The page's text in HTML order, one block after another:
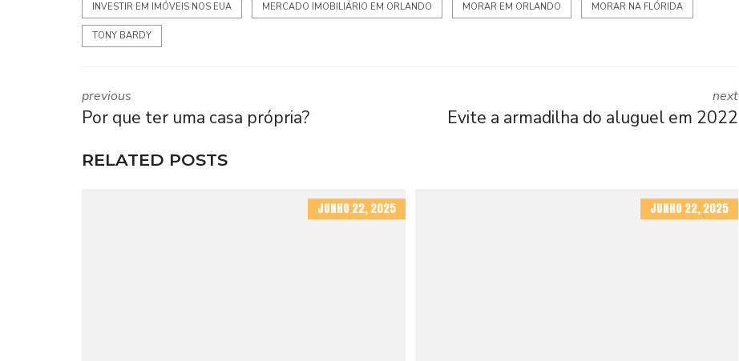
INVESTIR EM IMÓVEIS NOS EUA MERCADO IMOBILIÁRIO EM ORLANDO MORAR EM ORLANDO MORAR NA FLÓRIDA
TONY BARDY
previous
Por que ter uma casa própria?
next
Evite a armadilha do aluguel em 2022
RELATED POSTS
JUNHO 22, 2025 JUNHO 22, 2025